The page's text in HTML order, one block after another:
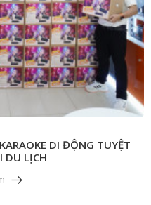
DI ĐỘNG TUYỆT
DU LỊCH